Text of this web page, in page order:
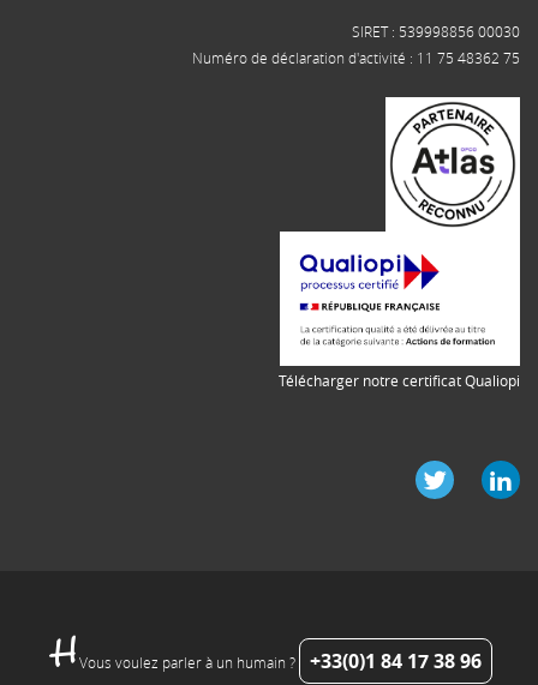
SIRET : 539998856 00030
Numéro de déclaration d'activité : 11 75 48362 75
Télécharger notre certificat Qualiopi
Vous voulez parler à un humain ? +33(0)1 84 17 38 96